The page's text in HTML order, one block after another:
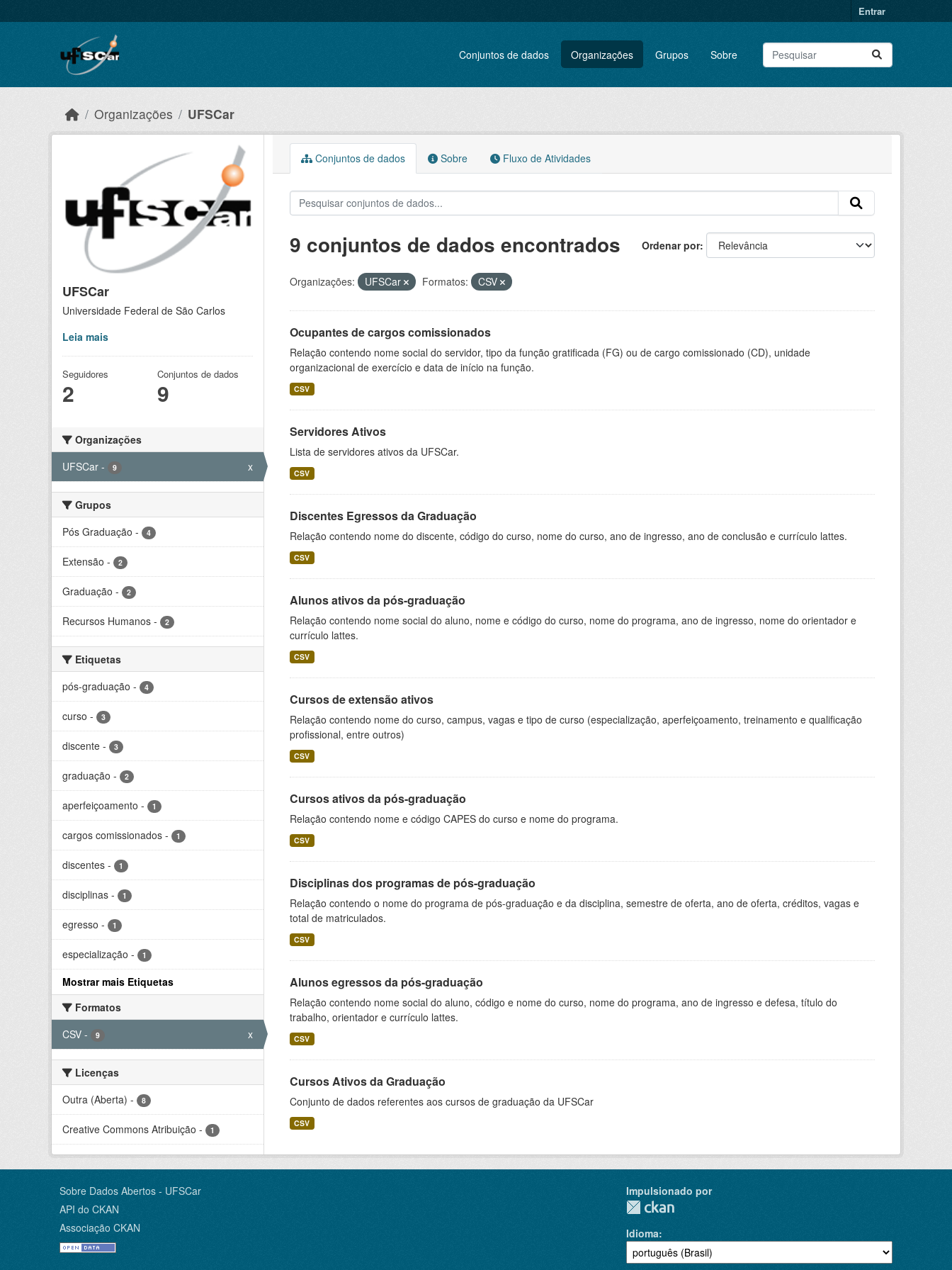
Entrar
Conjuntos de dados Organizações Grupos Sobre
Organizações UFSCar
UFSCar
Universidade Federal de São Carlos
Leia mais
Seguidores
2
Conjuntos de dados
9
Organizações
UFSCar - 9 x
Grupos
Pós Graduação - 4
Extensão - 2
Graduação - 2
Recursos Humanos - 2
Etiquetas
pós-graduação - 4
curso - 3
discente - 3
graduação - 2
aperfeiçoamento - 1
cargos comissionados - 1
discentes - 1
disciplinas - 1
egresso - 1
especialização - 1
Mostrar mais Etiquetas
Formatos
CSV - 9 x
Licenças
Outra (Aberta) - 8
Creative Commons Atribuição - 1
Conjuntos de dados Sobre Fluxo de Atividades
Ordenar por
9 conjuntos de dados encontrados
Organizações: UFSCar Formatos: CSV
Ocupantes de cargos comissionados
Relação contendo nome social do servidor, tipo da função gratificada (FG) ou de cargo comissionado (CD), unidade
organizacional de exercício e data de início na função.
CSV
Servidores Ativos
Lista de servidores ativos da UFSCar.
CSV
Discentes Egressos da Graduação
Relação contendo nome do discente, código do curso, nome do curso, ano de ingresso, ano de conclusão e currículo lattes.
CSV
Alunos ativos da pós-graduação
Relação contendo nome social do aluno, nome e código do curso, nome do programa, ano de ingresso, nome do orientador e
currículo lattes.
CSV
Cursos de extensão ativos
Relação contendo nome do curso, campus, vagas e tipo de curso (especialização, aperfeiçoamento, treinamento e qualificação
profissional, entre outros)
CSV
Cursos ativos da pós-graduação
Relação contendo nome e código CAPES do curso e nome do programa.
CSV
Disciplinas dos programas de pós-graduação
Relação contendo o nome do programa de pós-graduação e da disciplina, semestre de oferta, ano de oferta, créditos, vagas e
total de matriculados.
CSV
Alunos egressos da pós-graduação
Relação contendo nome social do aluno, código e nome do curso, nome do programa, ano de ingresso e defesa, título do
trabalho, orientador e currículo lattes.
CSV
Cursos Ativos da Graduação
Conjunto de dados referentes aos cursos de graduação da UFSCar
CSV
Sobre Dados Abertos - UFSCar
API do CKAN
Associação CKAN
Impulsionado por
Idioma